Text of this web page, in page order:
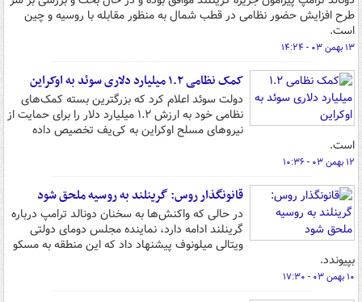
طرح افزایش حضور نظامی در قطب شمال به منظور مقابله با روسیه و چین
است.
۱۳ بهمن ۰۳ - ۱۴:۲۴
کمک نظامی ۱.۲ میلیارد دلاری سوئد به اوکراین
دولت سوئد اعلام کرد که بزرگترین بسته کمک‌های
نظامی خود به ارزش ۱.۲ میلیارد دلار را برای حمایت از
نیروهای مسلح اوکراین به کی‌یف تخصیص داده
است.
۱۲ بهمن ۰۳ - ۱۰:۳۶
قانونگذار روس: گرینلند به روسیه ملحق شود
در حالی که واکنش‌ها به سخنان دونالد ترامپ درباره
گرینلند ادامه دارد، نماینده مجلس دومای دولتی
ویتالی میلونوف پیشنهاد داد که این منطقه به مسکو
بپیوندد.
۱۰ بهمن ۰۳ - ۱۷:۳۰